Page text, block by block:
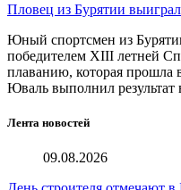
Пловец из Бурятии
Юный спортсмен из
победителем XIII летней
плаванию, которая прошла
Юваль выполнил результат
Лента новостей
09.08.2026